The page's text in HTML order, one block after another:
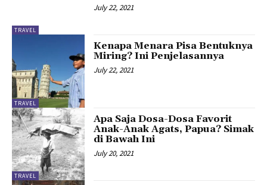
TRAVEL
July 22, 2021
TRAVEL
Kenapa Menara Pisa Bentuknya
Miring? Ini Penjelasannya
July 22, 2021
TRAVEL
Apa Saja Dosa-Dosa Favorit
Anak-Anak Agats, Papua? Simak
di Bawah Ini
July 20, 2021